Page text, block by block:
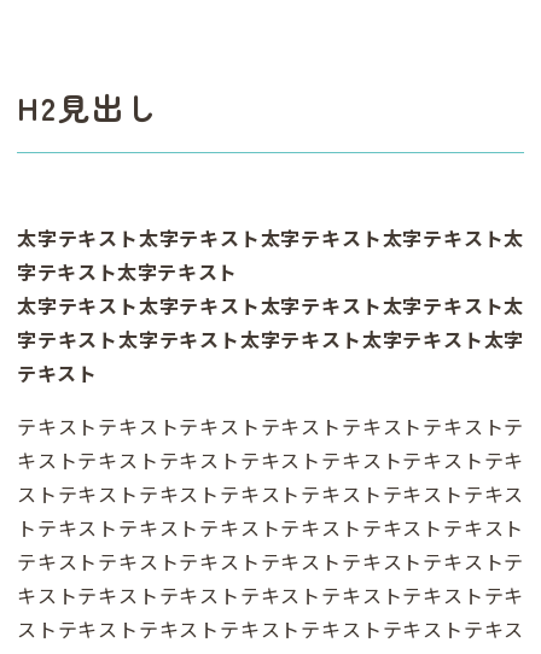
H2見出し
太字テキスト太字テキスト太字テキスト太字テキスト太
字テキスト太字テキスト
太字テキスト太字テキスト太字テキスト太字テキスト太
字テキスト太字テキスト太字テキスト太字テキスト太字
テキスト
テキストテキストテキストテキストテキストテキストテ
キストテキストテキストテキストテキストテキストテキ
ストテキストテキストテキストテキストテキストテキス
トテキストテキストテキストテキストテキストテキスト
テキストテキストテキストテキストテキストテキストテ
キストテキストテキストテキストテキストテキストテキ
ストテキストテキストテキストテキストテキストテキス